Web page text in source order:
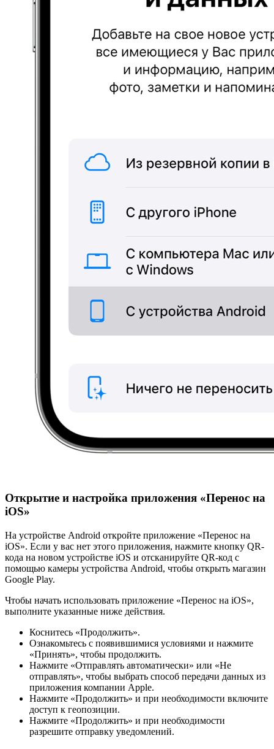
Открытие и настройка приложения «Перенос на
iOS»
На устройстве Android откройте приложение «Перенос на
iOS». Если у вас нет этого приложения, нажмите кнопку QR-
кода на новом устройстве iOS и отсканируйте QR-код с
помощью камеры устройства Android, чтобы открыть магазин
Google Play.
Чтобы начать использовать приложение «Перенос на iOS»,
выполните указанные ниже действия.
Коснитесь «Продолжить».
Ознакомьтесь с появившимися условиями и нажмите
«Принять», чтобы продолжить.
Нажмите «Отправлять автоматически» или «Не
отправлять», чтобы выбрать способ передачи данных из
приложения компании Apple.
Нажмите «Продолжить» и при необходимости включите
доступ к геопозиции.
Нажмите «Продолжить» и при необходимости
разрешите отправку уведомлений.